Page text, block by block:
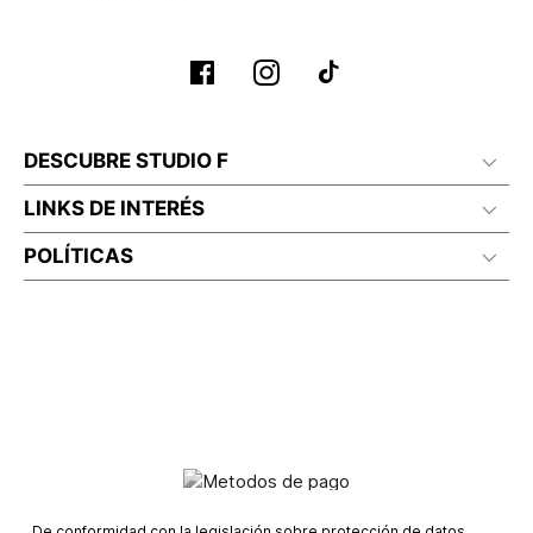
DESCUBRE STUDIO F
LINKS DE INTERÉS
POLÍTICAS